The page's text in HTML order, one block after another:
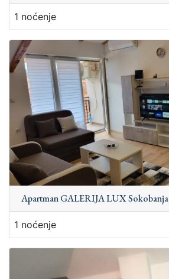
1 noćenje
Apartman GALERIJA LUX Sokobanja
1 noćenje